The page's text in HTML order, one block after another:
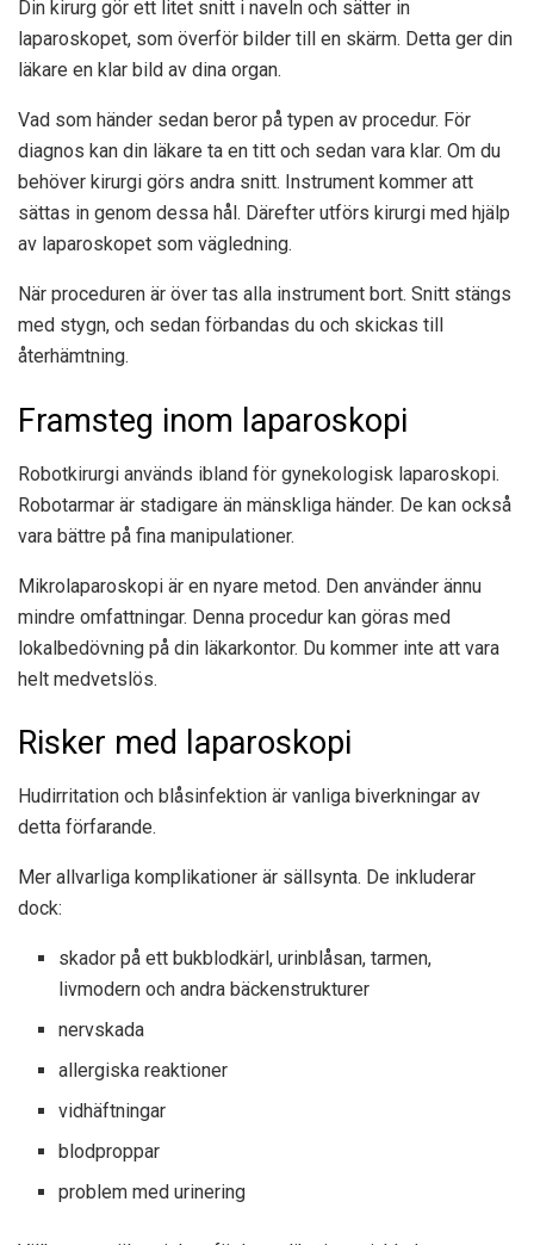
Din kirurg gör ett litet snitt i naveln och sätter in
laparoskopet, som överför bilder till en skärm. Detta ger din
läkare en klar bild av dina organ.
Vad som händer sedan beror på typen av procedur. För
diagnos kan din läkare ta en titt och sedan vara klar. Om du
behöver kirurgi görs andra snitt. Instrument kommer att
sättas in genom dessa hål. Därefter utförs kirurgi med hjälp
av laparoskopet som vägledning.
När proceduren är över tas alla instrument bort. Snitt stängs
med stygn, och sedan förbandas du och skickas till
återhämtning.
Framsteg inom laparoskopi
Robotkirurgi används ibland för gynekologisk laparoskopi.
Robotarmar är stadigare än mänskliga händer. De kan också
vara bättre på fina manipulationer.
Mikrolaparoskopi är en nyare metod. Den använder ännu
mindre omfattningar. Denna procedur kan göras med
lokalbedövning på din läkarkontor. Du kommer inte att vara
helt medvetslös.
Risker med laparoskopi
Hudirritation och blåsinfektion är vanliga biverkningar av
detta förfarande.
Mer allvarliga komplikationer är sällsynta. De inkluderar
dock:
skador på ett bukblodkärl, urinblåsan, tarmen,
livmodern och andra bäckenstrukturer
nervskada
allergiska reaktioner
vidhäftningar
blodproppar
problem med urinering